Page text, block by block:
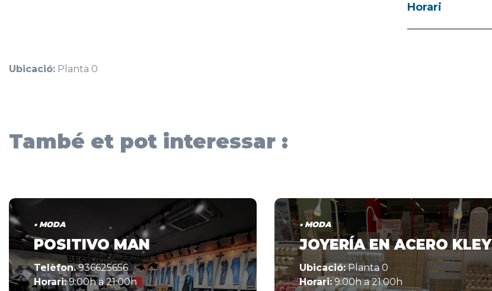
Ubicació: Planta 0
Horari
També et pot interessar :
• MODA
POSITIVO MAN
Telèfon.936625656
Horari:9:00h a 21:00h
• MODA
JOYERÍA EN ACERO KLEY
Ubicació:Planta 0
Horari:9:00h a 21:00h